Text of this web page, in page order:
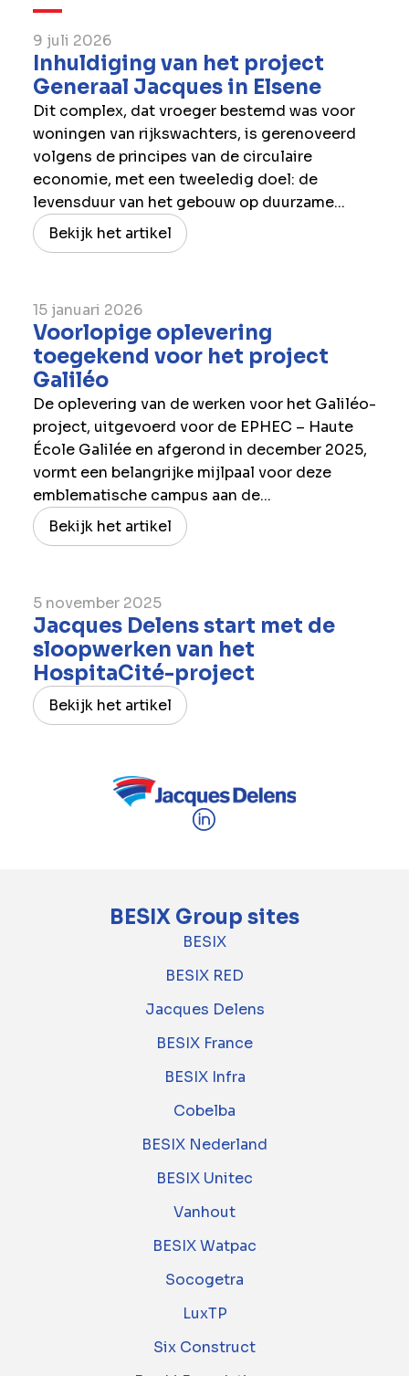
9 juli 2026
Inhuldiging van het project
Generaal Jacques in Elsene
Dit complex, dat vroeger bestemd was voor
woningen van rijkswachters, is gerenoveerd
volgens de principes van de circulaire
economie, met een tweeledig doel: de
levensduur van het gebouw op duurzame...
Bekijk het artikel
15 januari 2026
Voorlopige oplevering
toegekend voor het project
Galiléo
De oplevering van de werken voor het Galiléo-
project, uitgevoerd voor de EPHEC – Haute
École Galilée en afgerond in december 2025,
vormt een belangrijke mijlpaal voor deze
emblematische campus aan de...
Bekijk het artikel
5 november 2025
Jacques Delens start met de
sloopwerken van het
HospitaCité-project
Bekijk het artikel
BESIX Group sites
BESIX
BESIX RED
Jacques Delens
BESIX France
BESIX Infra
Cobelba
BESIX Nederland
BESIX Unitec
Vanhout
BESIX Watpac
Socogetra
LuxTP
Six Construct